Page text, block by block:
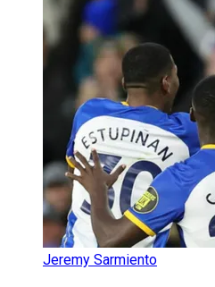
Jeremy Sarmiento